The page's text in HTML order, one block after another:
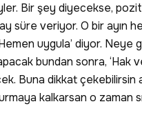
Bir şey diyecekse,
süre veriyor. O bir ayın
uygula’ diyor. Neye
bundan sonra, ‘Hak
Buna dikkat çekebilirsin
kalkarsan o zaman